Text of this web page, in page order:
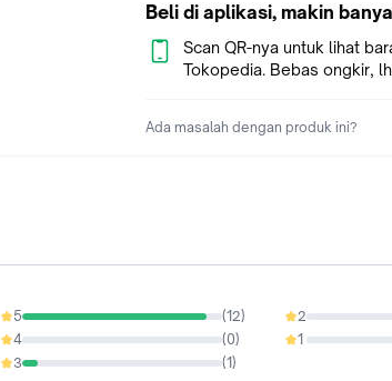
Beli di aplikasi, makin
Scan QR-nya untuk lihat
Tokopedia. Bebas ongkir,
Ada masalah dengan produk ini?
5 (12)
92.31%
4 (0)
0%
3 (1)
7.69%
2
0%
1
0%